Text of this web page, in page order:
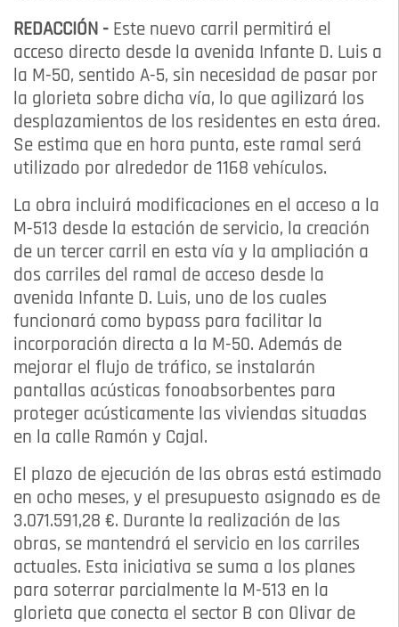
REDACCIÓN - Este nuevo carril permitirá el
acceso directo desde la avenida Infante D. Luis a
la M-50, sentido A-5, sin necesidad de pasar por
la glorieta sobre dicha vía, lo que agilizará los
desplazamientos de los residentes en esta área.
Se estima que en hora punta, este ramal será
utilizado por alrededor de 1168 vehículos.
La obra incluirá modificaciones en el acceso a la
M-513 desde la estación de servicio, la creación
de un tercer carril en esta vía y la ampliación a
dos carriles del ramal de acceso desde la
avenida Infante D. Luis, uno de los cuales
funcionará como bypass para facilitar la
incorporación directa a la M-50. Además de
mejorar el flujo de tráfico, se instalarán
pantallas acústicas fonoabsorbentes para
proteger acústicamente las viviendas situadas
en la calle Ramón y Cajal.
El plazo de ejecución de las obras está estimado
en ocho meses, y el presupuesto asignado es de
3.071.591,28 €. Durante la realización de las
obras, se mantendrá el servicio en los carriles
actuales. Esta iniciativa se suma a los planes
para soterrar parcialmente la M-513 en la
glorieta que conecta el sector B con Olivar de